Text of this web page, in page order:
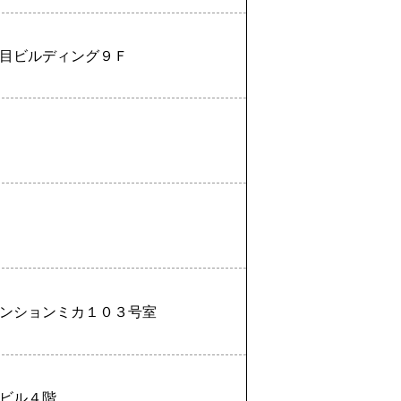
ビルディング９Ｆ
ションミカ１０３号室
ル４階